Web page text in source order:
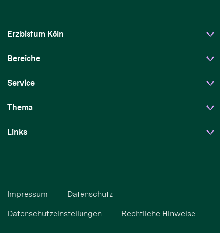
Erzbistum Köln
Bereiche
Service
Thema
Links
Impressum Datenschutz
Datenschutzeinstellungen Rechtliche Hinweise